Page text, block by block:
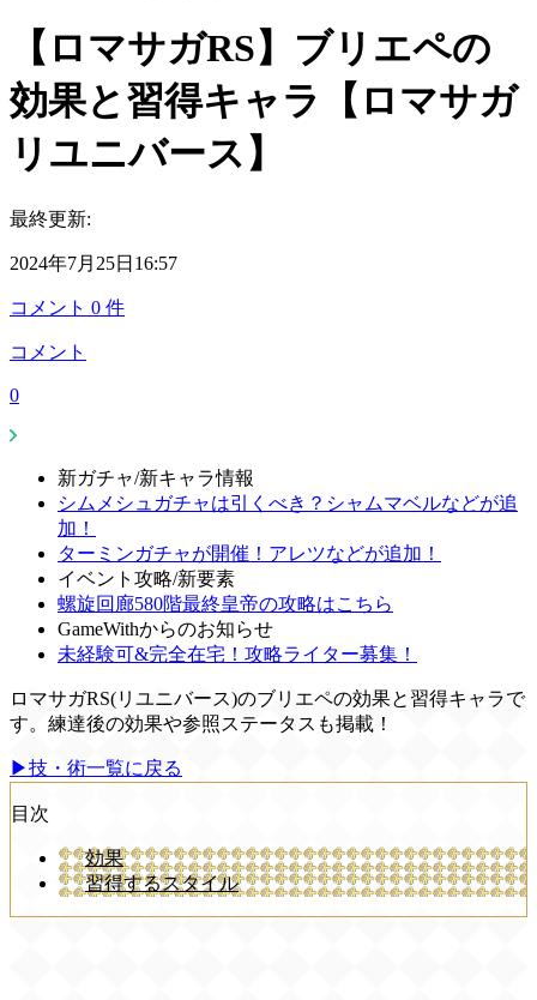
【ロマサガRS】ブリエペの
効果と習得キャラ【ロマサガ
リユニバース】
最終更新:
2024年7月25日16:57
コメント 0 件
コメント
0
新ガチャ/新キャラ情報
シムメシュガチャは引くべき？シャムマベルなどが追
加！
ターミンガチャが開催！アレツなどが追加！
イベント攻略/新要素
螺旋回廊580階最終皇帝の攻略はこちら
GameWithからのお知らせ
未経験可&完全在宅！攻略ライター募集！
ロマサガRS(リユニバース)のブリエペの効果と習得キャラで
す。練達後の効果や参照ステータスも掲載！
▶技・術一覧に戻る
目次
効果
習得するスタイル